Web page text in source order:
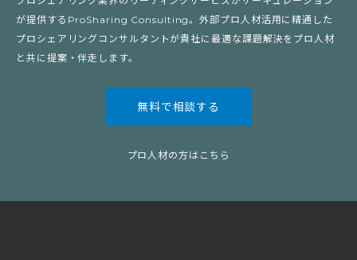
が提供するProSharing Consulting。外部プロ人材活用に精通した
プロシェアリングコンサルタントが貴社に最適な課題解決をプロ人材
と共に提案・伴走します。
無料で相談する
プロ人材の方はこちら